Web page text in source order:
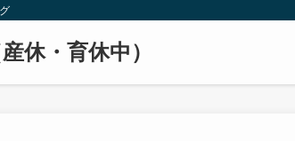
休・育休中）